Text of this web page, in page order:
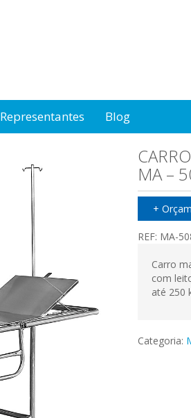
Representantes Blog
MA –
+
REF: MA-
Carro
com
até 250
Categoria: